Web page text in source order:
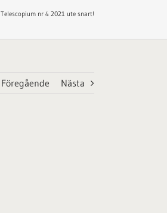
Telescopium nr 4 2021 ute snart!
Föregående Nästa